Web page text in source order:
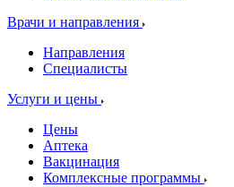
Врачи и направления
Направления
Специалисты
Услуги и цены
Цены
Аптека
Вакцинация
Комплексные программы